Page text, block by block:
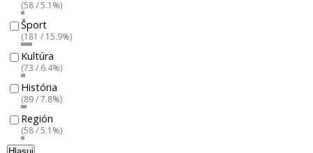
(58 / 5.1%)
Šport
(181 / 15.9%)
Kultúra
(73 / 6.4%)
História
(89 / 7.8%)
Región
(58 / 5.1%)